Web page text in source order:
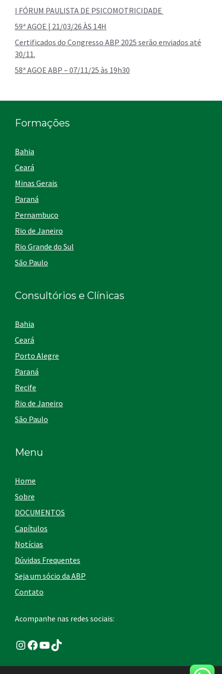
I FÓRUM PAULISTA DE PSICOMOTRICIDADE
59ª AGOE | 21/03/26 ÀS 14H
Certificados do Congresso ABP 2025 serão enviados até
30/11.
58ª AGOE ABP – 07/11/25 às 19h30
Formações
Bahia
Ceará
Minas Gerais
Paraná
Pernambuco
Rio de Janeiro
Rio Grande do Sul
São Paulo
Consultórios e Clínicas
Bahia
Ceará
Porto Alegre
Paraná
Recife
Rio de Janeiro
São Paulo
Menu
Home
Sobre
DOCUMENTOS
Capítulos
Notícias
Dúvidas Frequentes
Seja um sócio da ABP
Contato
Acompanhe nas redes sociais:
Instagram
Facebook
Youtube
TikTok